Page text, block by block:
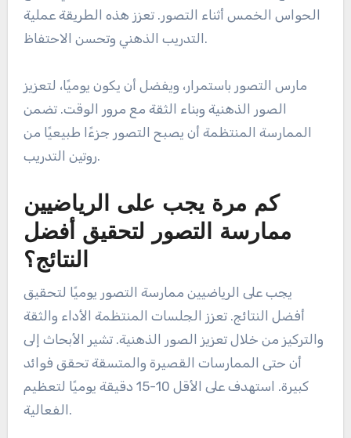
الحواس الخمس أثناء التصور. تعزز هذه الطريقة عملية
التدريب الذهني وتحسن الاحتفاظ.
مارس التصور باستمرار، ويفضل أن يكون يوميًا، لتعزيز
الصور الذهنية وبناء الثقة مع مرور الوقت. تضمن
الممارسة المنتظمة أن يصبح التصور جزءًا طبيعيًا من
روتين التدريب.
كم مرة يجب على الرياضيين
ممارسة التصور لتحقيق أفضل
النتائج؟
يجب على الرياضيين ممارسة التصور يوميًا لتحقيق
أفضل النتائج. تعزز الجلسات المنتظمة الأداء والثقة
والتركيز من خلال تعزيز الصور الذهنية. تشير الأبحاث إلى
أن حتى الممارسات القصيرة والمتسقة تحقق فوائد
كبيرة. استهدف على الأقل 10-15 دقيقة يوميًا لتعظيم
الفعالية.